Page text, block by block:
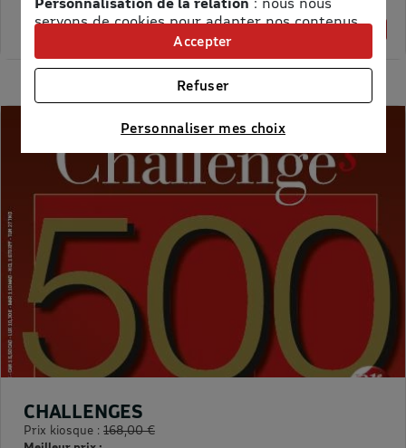
18% de remise
58,65 €
CHALLENGES
Prix kiosque : 168,00 €
servons de cookies pour adapter nos contenus
et personnaliser nos offres
Univers publicitaire: nous utilisons avec nos
partenaires des cookies pour afficher des
publicités personnalisées
Connaître notre politique cookies et la liste de nos
Personnaliser mes choix
Refuser
Accepter